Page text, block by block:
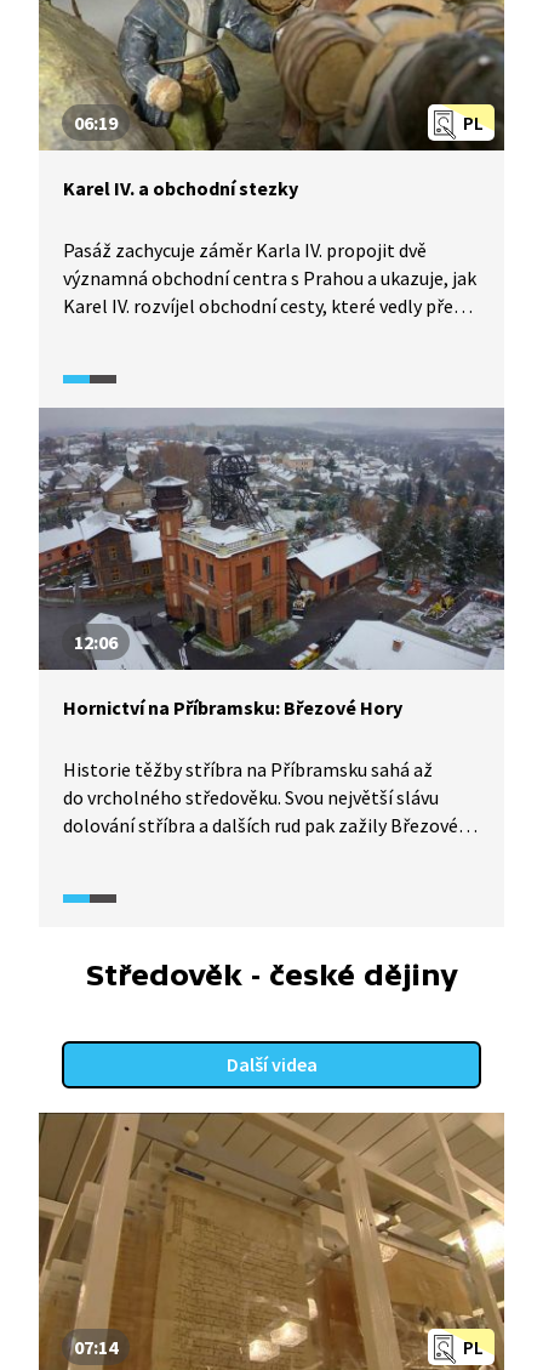
PL
06:19
Karel IV. a obchodní stezky
Pasáž zachycuje záměr Karla IV. propojit dvě
významná obchodní centra s Prahou a ukazuje, jak
Karel IV. rozvíjel obchodní cesty, které vedly přes
vypadaly.
12:06
Hornictví na Příbramsku: Březové Hory
Historie těžby stříbra na Příbramsku sahá až
do vrcholného středověku. Svou největší slávu
dolování stříbra a dalších rud pak zažily Březové
monarchie. A to zdaleka není jediný unikát, který
Středověk - české dějiny
Další videa
PL
07:14